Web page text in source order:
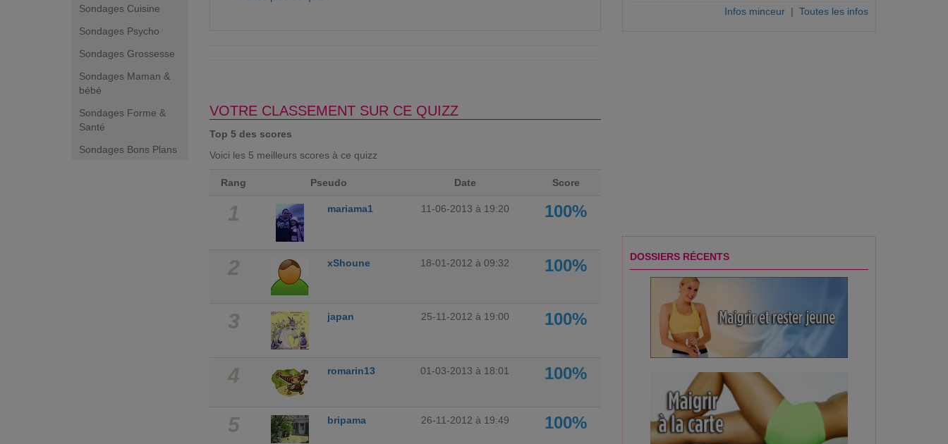
Sondages Cuisine
Sondages Psycho
Sondages Grossesse
Sondages Maman &
bébé
Sondages Forme &
Santé
Sondages Bons Plans
VOTRE CLASSEMENT SUR CE QUIZZ
Top 5 des scores
Voici les 5 meilleurs scores à ce quizz
Rang Pseudo Date Score
1 mariama1 11-06-2013 à 19:20 100%
2 xShoune 18-01-2012 à 09:32 100%
3 japan 25-11-2012 à 19:00 100%
4 romarin13 01-03-2013 à 18:01 100%
5 bripama 26-11-2012 à 19:49 100%
Infos minceur | Toutes les infos
DOSSIERS RÉCENTS